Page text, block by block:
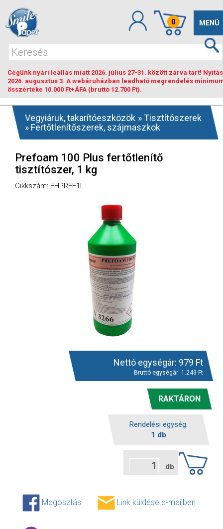
Toggle
MENÜ
0
Cégünk nyári leállás miatt 2026. július 27-31. között zárva tart!
2026. augusztus 3. A webáruházban leadható megrendelés
összértéke 10.000 Ft+ÁFA (bruttó 12.700 Ft).
Vegyiáruk, takarítóeszközök »Tisztítószerek
» Fertőtlenítőszerek, szájmaszkok
Prefoam 100 Plus fertőtlenítő
tisztítószer, 1 kg
Cikkszám: EHPREF1L
Nettó egységár: 979 Ft
Bruttó egységár: 1.243 Ft
RAKTÁRON
Rendelési egység:
1 db
db
Megosztás Link küldése e-mailben